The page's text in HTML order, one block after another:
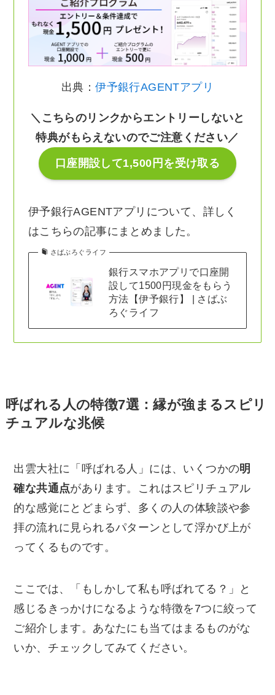
出典：伊予銀行AGENTアプリ
＼こちらのリンクからエントリーしないと
特典がもらえないのでご注意ください／
口座開設して1,500円を受け取る
伊予銀行AGENTアプリについて、詳しく
はこちらの記事にまとめました。
さばぶろぐライフ
銀行スマホアプリで口座開
設して1500円現金をもらう
方法【伊予銀行】 | さばぶ
ろぐライフ
呼ばれる人の特徴7選：縁が強まるスピリ
チュアルな兆候
出雲大社に「呼ばれる人」には、いくつかの明
確な共通点があります。これはスピリチュアル
的な感覚にとどまらず、多くの人の体験談や参
拝の流れに見られるパターンとして浮かび上が
ってくるものです。
ここでは、「もしかして私も呼ばれてる？」と
感じるきっかけになるような特徴を7つに絞って
ご紹介します。あなたにも当てはまるものがな
いか、チェックしてみてください。